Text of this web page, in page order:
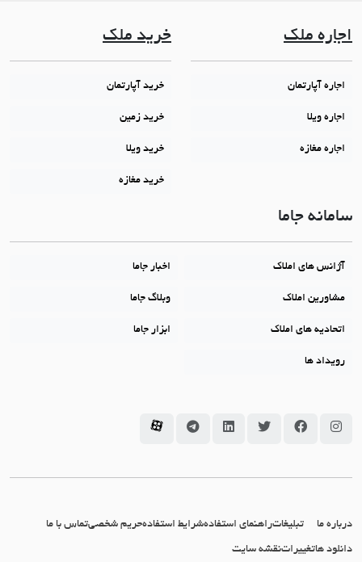
اجاره ملک
اجاره آپارتمان
اجاره ویلا
اجاره مغازه
خرید ملک
خرید آپارتمان
خرید زمین
خرید ویلا
خرید مغازه
سامانه جاما
آژانس های املاک اخبار جاما
مشاورین املاک وبلاگ جاما
اتحادیه های املاک ابزار جاما
رویداد ها
سامانه جاما در اینستاگرام
سامانه جاما در فیسبوک
سامانه جاما در توئیتر
سامانه جاما در لینکداین
سامانه جاما در تلگرام
سامانه جاما در آپارات
درباره ما تبلیغاتراهنمای استفادهشرایط استفادهحریم شخصیتماس با ما
دانلود هاتغییراتنقشه سایت